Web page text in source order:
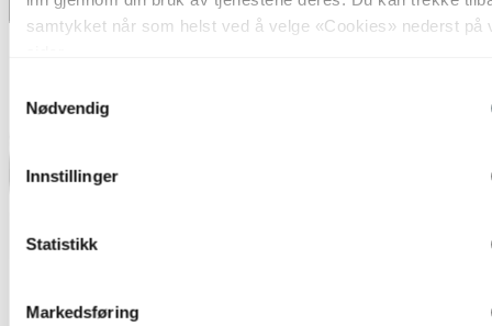
samtykket når som helst ved å velge «Cookies» nederst på
Nødvendig
Innstillinger
Statistikk
Markedsføring
Legg til ønskeliste